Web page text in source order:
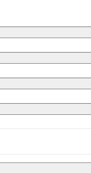
Srpen 2026
ÚT ST ČT PÁ